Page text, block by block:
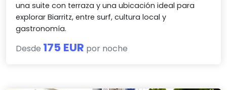
una suite con terraza y una ubicación ideal para
explorar Biarritz, entre surf, cultura local y
gastronomía.
Desde 175 EUR por noche